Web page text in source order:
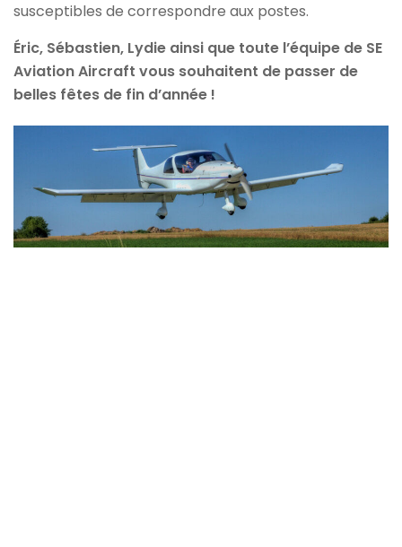
susceptibles de correspondre aux postes.
Éric, Sébastien, Lydie ainsi que toute l’équipe de SE
Aviation Aircraft vous souhaitent de passer de
belles fêtes de fin d’année !